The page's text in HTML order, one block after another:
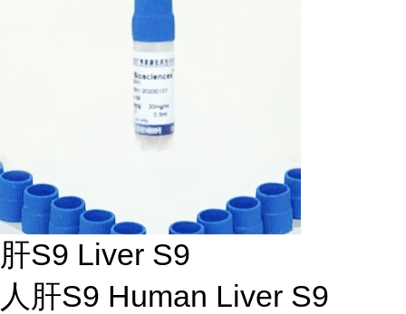
肝S9 Liver S9
人肝S9 Human Liver S9